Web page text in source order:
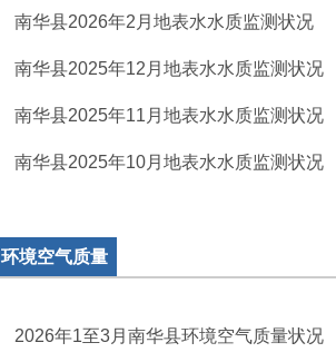
南华县2026年2月地表水水质监测状况
南华县2025年12月地表水水质监测状况
南华县2025年11月地表水水质监测状况
南华县2025年10月地表水水质监测状况
环境空气质量
2026年1至3月南华县环境空气质量状况